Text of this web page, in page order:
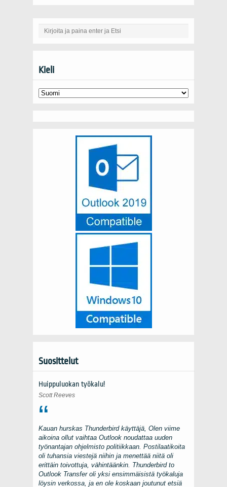
Kieli
Suosittelut
Huippuluokan työkalu!
Scott Reeves
Kauan hurskas Thunderbirdkäyttäjä, Olen viime
aikoina ollut vaihtaa Outlook noudattaa uuden
työnantajan ohjelmisto politiikkaan. Postilaatikoita
oli tuhansia viestejä niihin ja menettää niitä oli
erittäin toivottuja, vähintäänkin. Thunderbird to
Outlook Transferoli yksi ensimmäisistä työkaluja
löysin verkossa, ja en ole koskaan joutunut etsiä